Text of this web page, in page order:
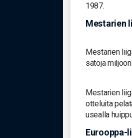
1987.
Mestarien
Mestarien
satoja
Mestarien
otteluita
usealla
Eurooppa-